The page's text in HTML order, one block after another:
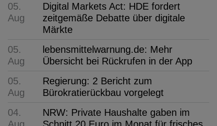
05.
Aug
Digital Markets Act: HDE fordert
zeitgemäße Debatte über digitale
Märkte
05.
Aug
lebensmittelwarnung.de: Mehr
Übersicht bei Rückrufen in der App
05.
Aug
Regierung: 2 Bericht zum
Bürokratierückbau vorgelegt
04.
Aug
NRW: Private Haushalte gaben im
Schnitt 20 Euro im Monat für frisches